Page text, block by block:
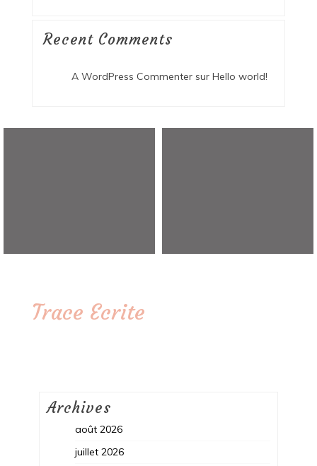
Recent Comments
A WordPress Commentersur Hello world!
Trace Ecrite
Archives
août 2026
juillet 2026